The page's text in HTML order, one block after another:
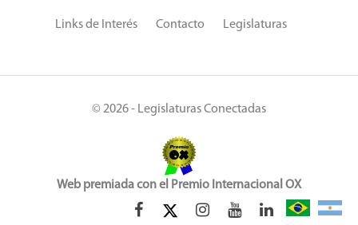
Links de Interés Contacto Legislaturas
© 2026 - Legislaturas Conectadas
Web premiada con el Premio Internacional OX